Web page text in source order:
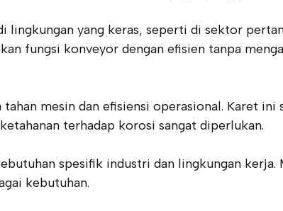
lingkungan yang keras, seperti di sektor
fungsi konveyor dengan efisien tanpa
mesin dan efisiensi operasional. Karet ini
terhadap korosi sangat diperlukan.
spesifik industri dan lingkungan kerja.
kebutuhan.